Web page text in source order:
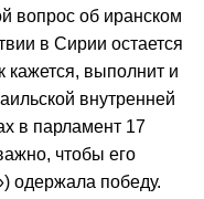
вопрос об иранском
в Сирии остается
кажется, выполнит и
внутренней
в парламент 17
чтобы его
одержала победу.